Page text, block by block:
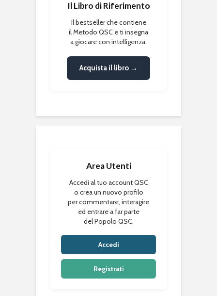
Il Libro di Riferimento
Il bestseller che contiene
il Metodo QSC e ti insegna
a giocare con intelligenza.
Acquista il libro →
Area Utenti
Accedi al tuo account QSC
o crea un nuovo profilo
per commentare, interagire
ed entrare a far parte
del Popolo QSC.
Accedi
Registrati